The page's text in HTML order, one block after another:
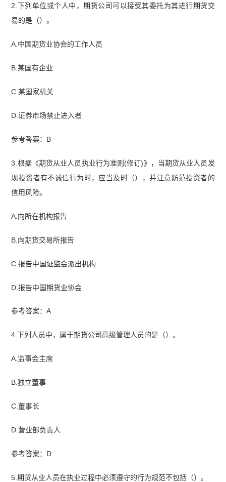
2.下列单位或个人中，期货公司可以接受其委托为其进行期货交
易的是（）。
A.中国期货业协会的工作人员
B.某国有企业
C.某国家机关
D.证券市场禁止进入者
参考答案：B
3.根据《期货从业人员执业行为准则(修订)》，当期货从业人员发
现投资者有不诚信行为时，应当及时（），并注意防范投资者的
信用风险。
A.向所在机构报告
B.向期货交易所报告
C.报告中国证监会派出机构
D.报告中国期货业协会
参考答案：A
4.下列人员中，属于期货公司高级管理人员的是（）。
A.监事会主席
B.独立董事
C.董事长
D.营业部负责人
参考答案：D
5.期货从业人员在执业过程中必须遵守的行为规范不包括（）。